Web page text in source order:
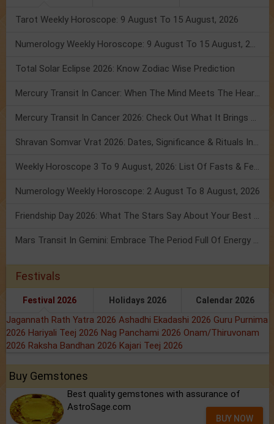
Tarot Weekly Horoscope: 9 August To 15 August, 2026
Numerology Weekly Horoscope: 9 August To 15 August, 2026
Total Solar Eclipse 2026: Know Zodiac Wise Prediction
Mercury Transit In Cancer: When The Mind Meets The Heart!
Mercury Transit In Cancer 2026: Check Out What It Brings For You
Shravan Somvar Vrat 2026: Dates, Significance & Rituals In August
Weekly Horoscope 3 To 9 August, 2026: List Of Fasts & Festivals
Numerology Weekly Horoscope: 2 August To 8 August, 2026
Friendship Day 2026: What The Stars Say About Your Best Friend!
Mars Transit In Gemini: Embrace The Period Full Of Energy & Intelligence
Festivals
Festival 2026 Holidays 2026 Calendar 2026
Jagannath Rath Yatra 2026 Ashadhi Ekadashi 2026 Guru Purnima
2026 Hariyali Teej 2026 Nag Panchami 2026 Onam/Thiruvonam
2026 Raksha Bandhan 2026 Kajari Teej 2026
Buy Gemstones
Best quality gemstones with assurance of
AstroSage.com
BUY NOW